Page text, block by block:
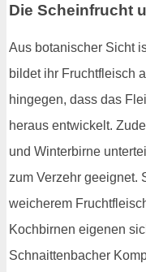
Die Scheinfrucht
Aus botanischer Sicht
bildet ihr Fruchtfleisch
hingegen, dass das
heraus entwickelt.
und Winterbirne
zum Verzehr geeignet.
weicherem
Kochbirnen eigenen
Schnaittenbacher